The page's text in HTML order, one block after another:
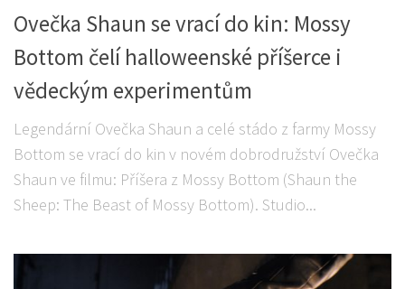
Ovečka Shaun se vrací do kin: Mossy
Bottom čelí halloweenské příšerce i
vědeckým experimentům
Legendární Ovečka Shaun a celé stádo z farmy Mossy
Bottom se vrací do kin v novém dobrodružství Ovečka
Shaun ve filmu: Příšera z Mossy Bottom (Shaun the
Sheep: The Beast of Mossy Bottom). Studio...